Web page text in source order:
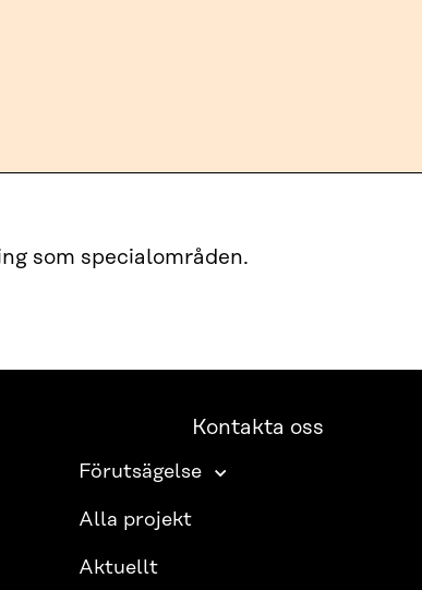
som specialområden.
Kontakta oss
Förutsägelse
Alla projekt
Aktuellt